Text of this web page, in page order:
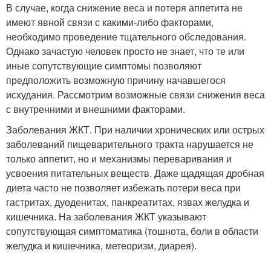
В случае, когда снижение веса и потеря аппетита не
имеют явной связи с какими-либо факторами,
необходимо проведение тщательного обследования.
Однако зачастую человек просто не знает, что те или
иные сопутствующие симптомы позволяют
предположить возможную причину начавшегося
исхудания. Рассмотрим возможные связи снижения веса
с внутренними и внешними факторами.
Заболевания ЖКТ. При наличии хронических или острых
заболеваний пищеварительного тракта нарушается не
только аппетит, но и механизмы переваривания и
усвоения питательных веществ. Даже щадящая дробная
диета часто не позволяет избежать потери веса при
гастритах, дуоденитах, панкреатитах, язвах желудка и
кишечника. На заболевания ЖКТ указывают
сопутствующая симптоматика (тошнота, боли в области
желудка и кишечника, метеоризм, диарея).